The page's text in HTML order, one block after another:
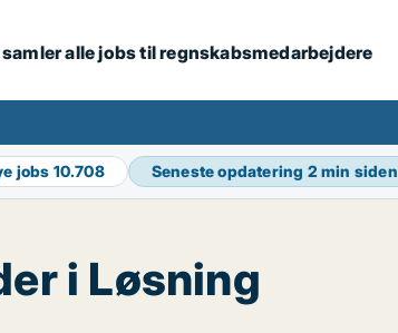
alle jobs til regnskabsmedarbejdere
jobs 10.708 Seneste opdatering 2 min siden
i Løsning